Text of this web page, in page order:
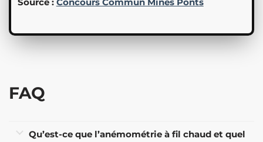
Source : Concours Commun Mines Ponts
FAQ
Qu’est-ce que l’anémométrie à fil chaud et quel